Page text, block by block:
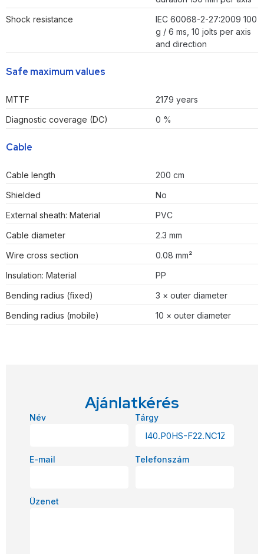
Shock resistance
IEC 60068-2-27:2009 100
g / 6 ms, 10 jolts per axis
and direction
Safe maximum values
MTTF
2179 years
Diagnostic coverage (DC)
0 %
Cable
Cable length
200 cm
Shielded
No
External sheath: Material
PVC
Cable diameter
2.3 mm
Wire cross section
0.08 mm²
Insulation: Material
PP
Bending radius (fixed)
3 × outer diameter
Bending radius (mobile)
10 × outer diameter
Ajánlatkérés
Név Tárgy
E-mail Telefonszám
Üzenet